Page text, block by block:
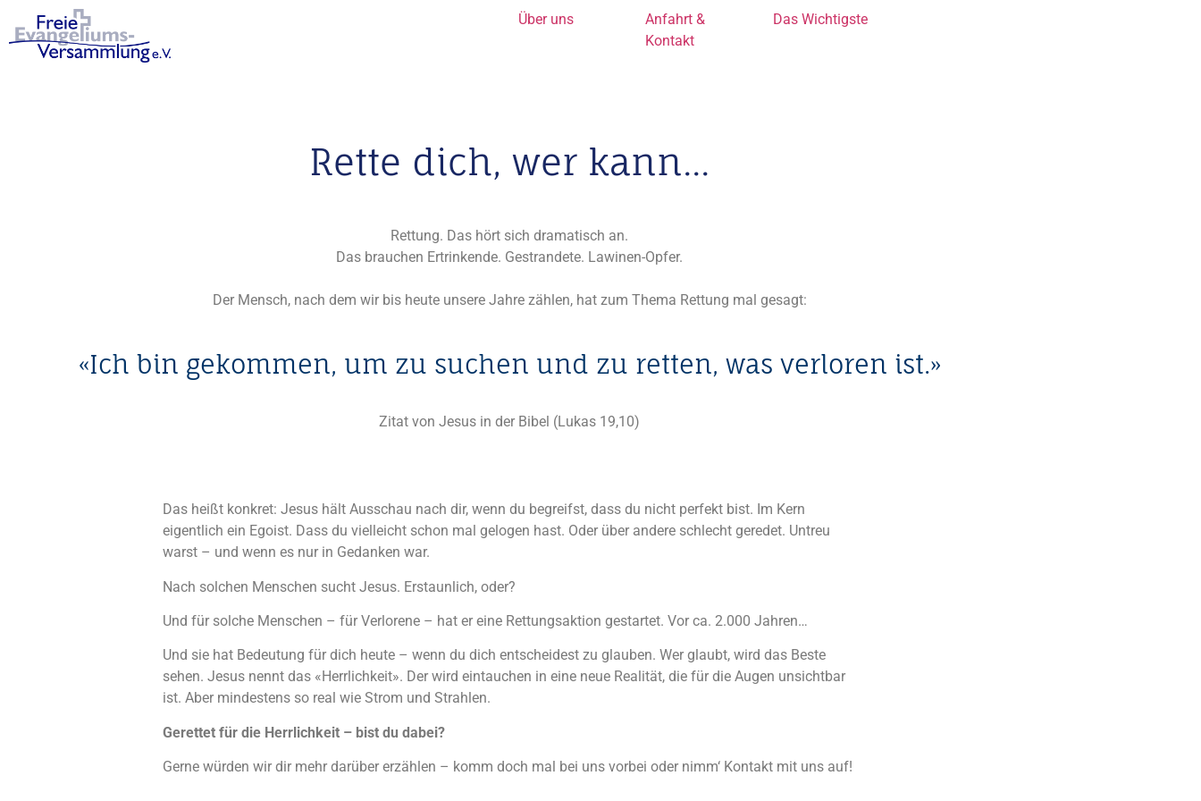
Über uns
Anfahrt &
Kontakt
Das Wichtigste
Rette dich, wer kann...
Rettung. Das hört sich dramatisch an.
Das brauchen Ertrinkende. Gestrandete. Lawinen-Opfer.
Der Mensch, nach dem wir bis heute unsere Jahre zählen, hat zum Thema Rettung mal gesagt:
«Ich bin gekommen, um zu suchen und zu retten, was verloren ist.»
Zitat von Jesus in der Bibel (Lukas 19,10)
Das heißt konkret: Jesus hält Ausschau nach dir, wenn du begreifst, dass du nicht perfekt bist. Im Kern
eigentlich ein Egoist. Dass du vielleicht schon mal gelogen hast. Oder über andere schlecht geredet. Untreu
warst – und wenn es nur in Gedanken war.
Nach solchen Menschen sucht Jesus. Erstaunlich, oder?
Und für solche Menschen – für Verlorene – hat er eine Rettungsaktion gestartet. Vor ca. 2.000 Jahren…
Und sie hat Bedeutung für dich heute – wenn du dich entscheidest zu glauben. Wer glaubt, wird das Beste
sehen. Jesus nennt das «Herrlichkeit». Der wird eintauchen in eine neue Realität, die für die Augen unsichtbar
ist. Aber mindestens so real wie Strom und Strahlen.
Gerettet für die Herrlichkeit – bist du dabei?
Gerne würden wir dir mehr darüber erzählen – komm doch mal bei uns vorbei oder nimm‘ Kontakt mit uns auf!